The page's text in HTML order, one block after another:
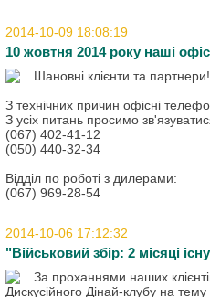
2014-10-09 18:08:19
10 жовтня 2014 року наші
Шановні клієнти та партнери!
З технічних причин офісні
З усіх питань просимо
(067) 402-41-12
(050) 440-32-34
Відділ по роботі з дилерами:
(067) 969-28-54
2014-10-06 17:12:32
"Військовий збір: 2 місяці
За проханнями наших
Дискусійного Дінай-клубу на тему